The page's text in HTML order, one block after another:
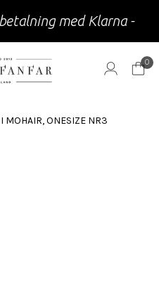
med Klarna -
0
MOHAIR, ONESIZE NR3